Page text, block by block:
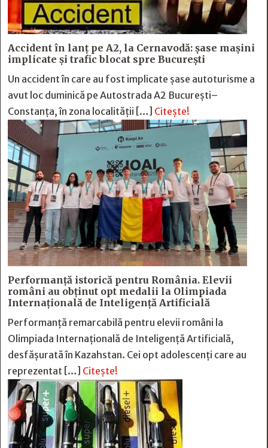
Accident în lanț pe A2, la Cernavodă: șase mașini
implicate și trafic blocat spre București
Un accident în care au fost implicate șase autoturisme a
avut loc duminică pe Autostrada A2 București–
Constanța, în zona localității […] Citește!
Performanță istorică pentru România. Elevii
români au obținut opt medalii la Olimpiada
Internațională de Inteligență Artificială
Performanță remarcabilă pentru elevii români la
Olimpiada Internațională de Inteligență Artificială,
desfășurată în Kazahstan. Cei opt adolescenți care au
reprezentat […] Citește!